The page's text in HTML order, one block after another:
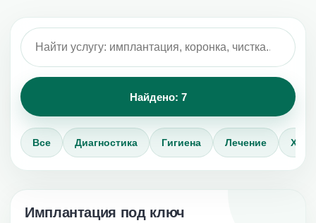
Найдено: 7
Все Диагностика Гигиена Лечение
Имплантация под ключ